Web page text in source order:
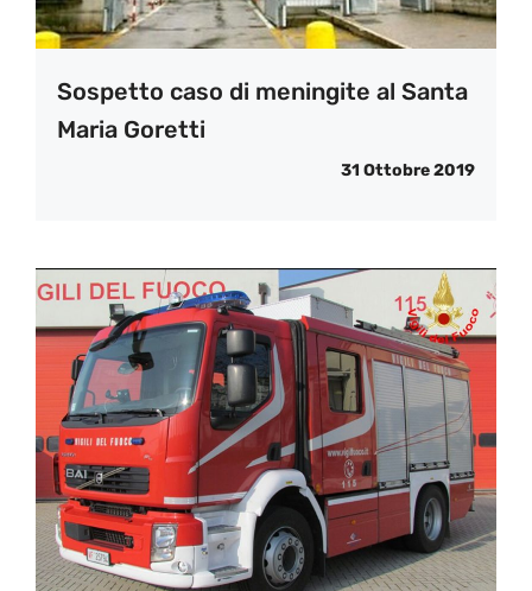
Sospetto caso di meningite al Santa
Maria Goretti
31 Ottobre 2019